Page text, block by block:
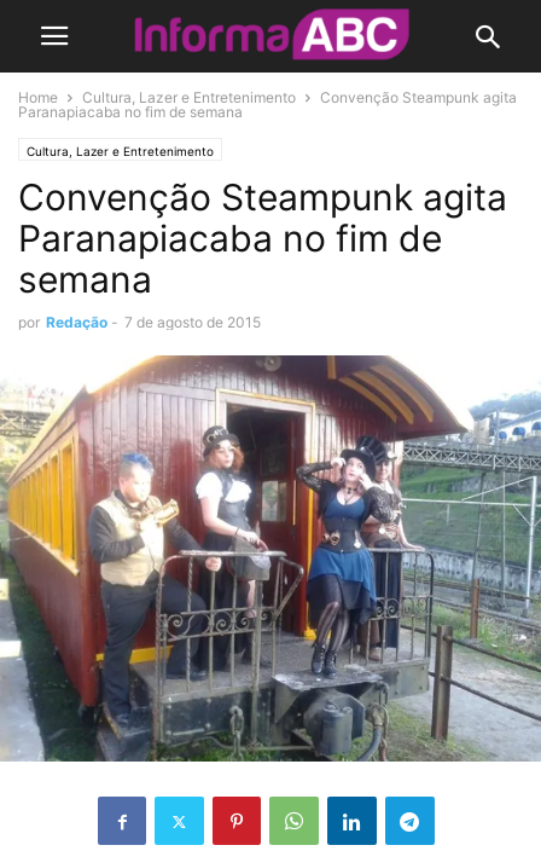
Home Cultura, Lazer e Entretenimento
Convenção Steampunk agita
Paranapiacaba no fim de semana
Cultura, Lazer e Entretenimento
Convenção Steampunk agita
Paranapiacaba no fim de
semana
por Redação - 7 de agosto de 2015